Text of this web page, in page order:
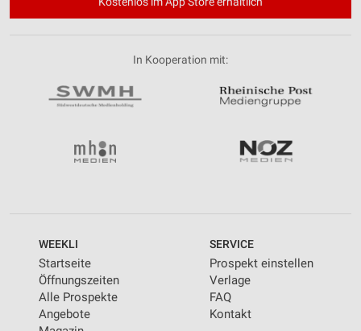
In Kooperation mit:
WEEKLI
Startseite
Öffnungszeiten
Alle Prospekte
Angebote
SERVICE
Prospekt einstellen
Verlage
FAQ
Kontakt